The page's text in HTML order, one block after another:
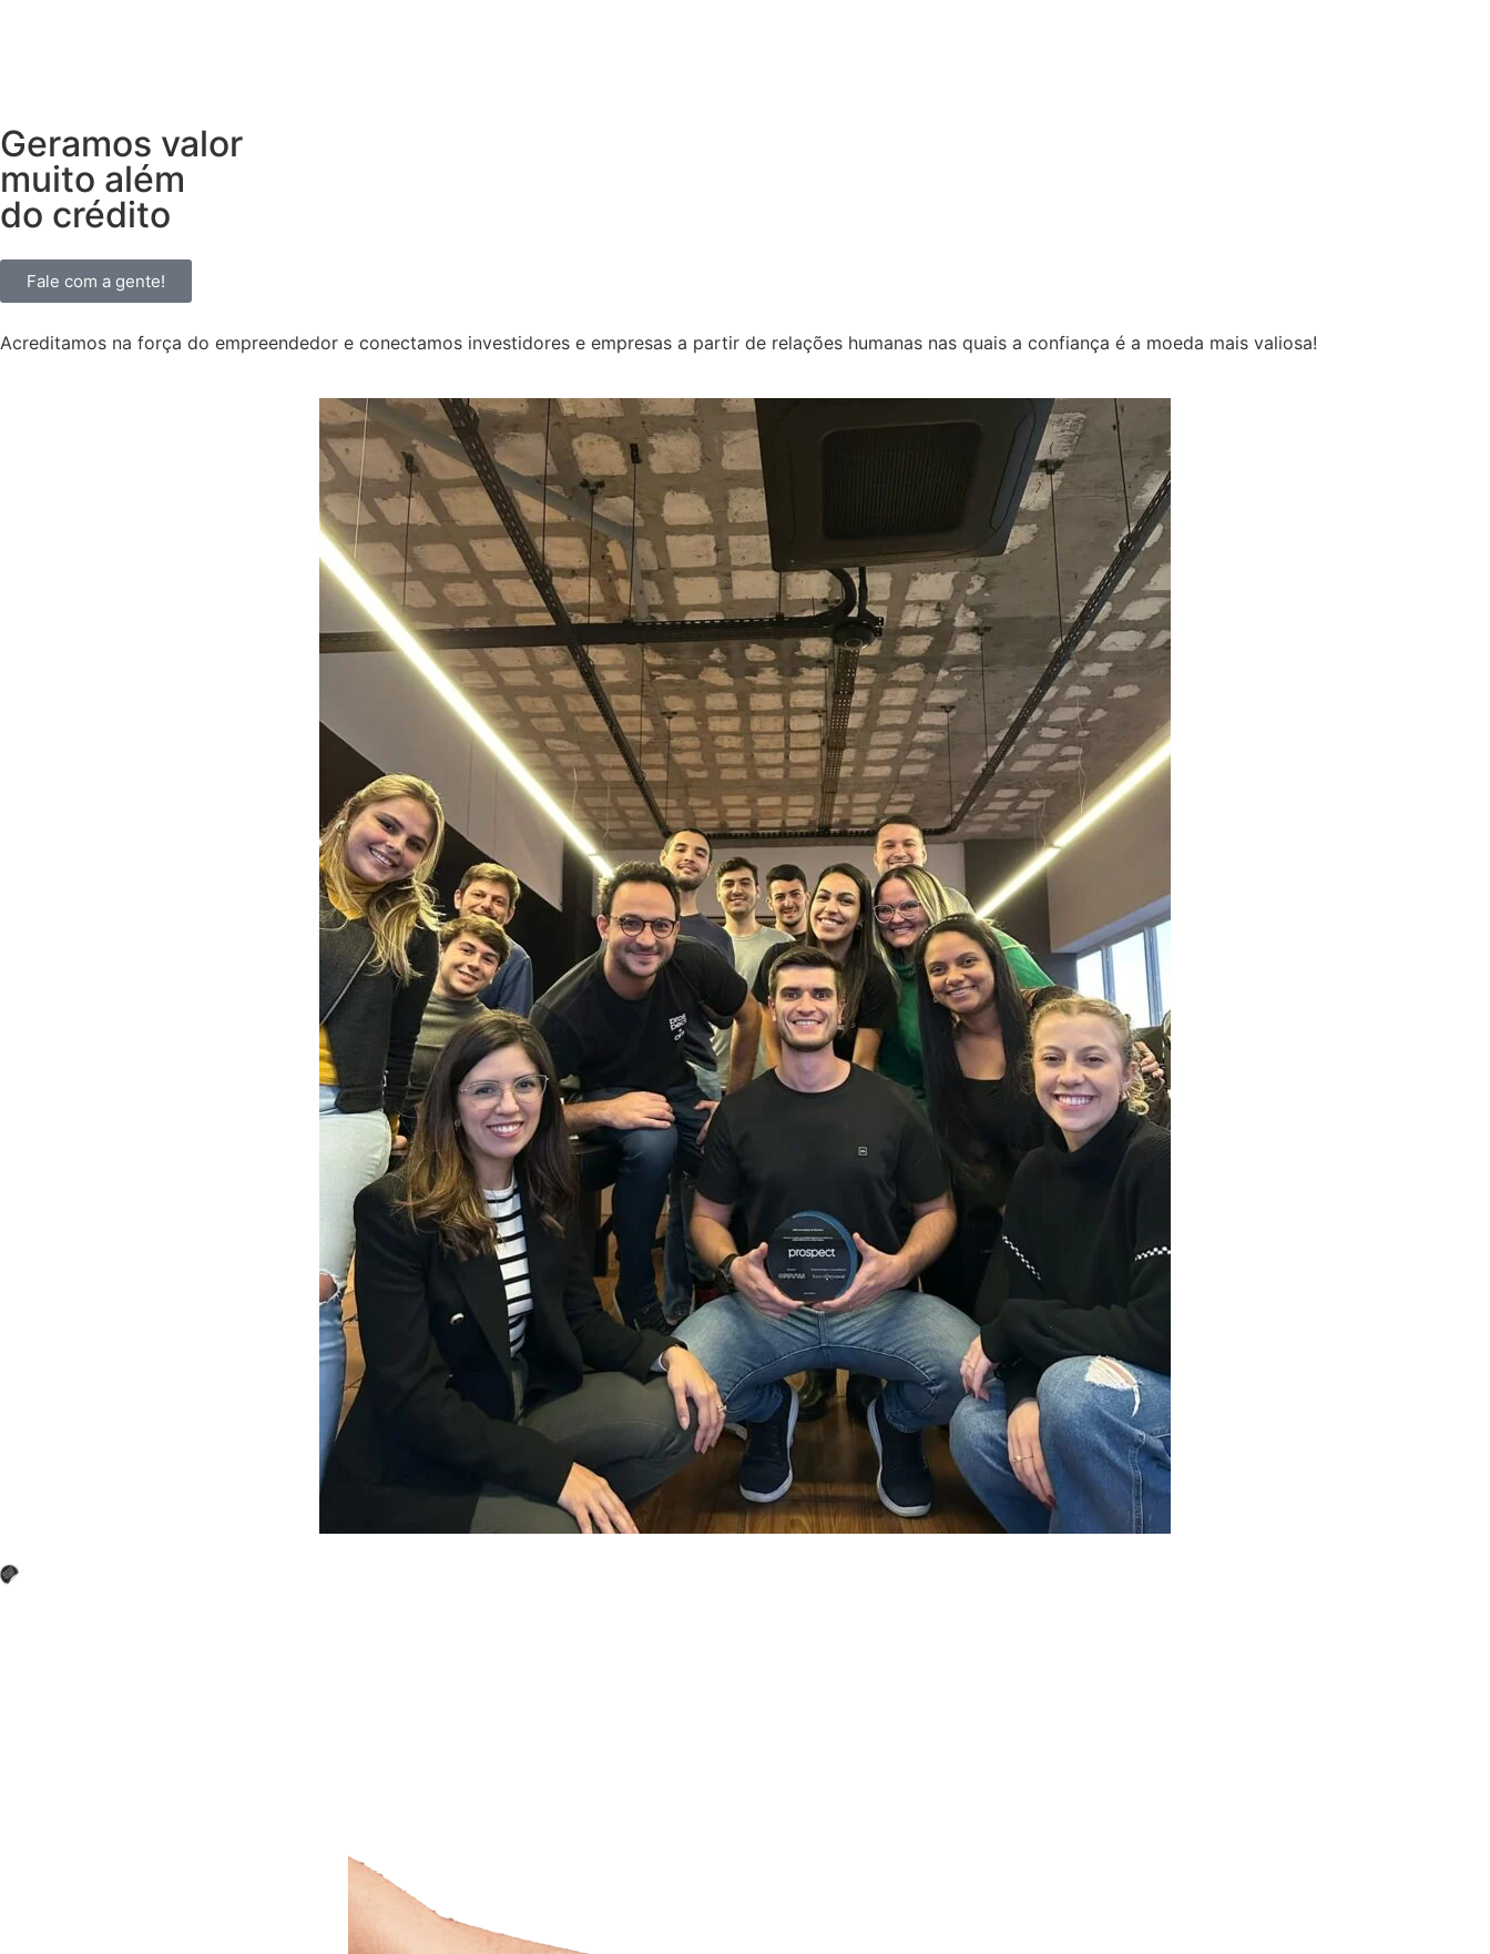
Geramos valor
muito além
do crédito
Fale com a gente!
Acreditamos na força do empreendedor e conectamos investidores e empresas a partir de relações humanas nas quais a confiança é a moeda mais valiosa!